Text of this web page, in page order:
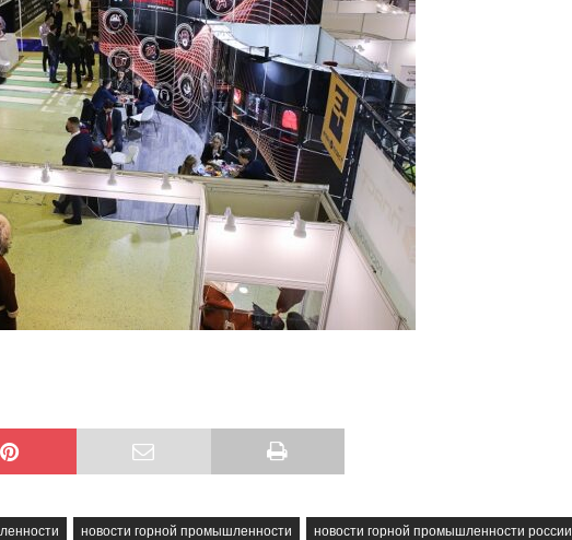
новости горной промышленности новости горной промышленности россии